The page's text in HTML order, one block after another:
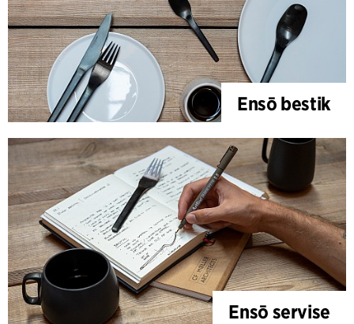
Ensō bestik
Ensō servise